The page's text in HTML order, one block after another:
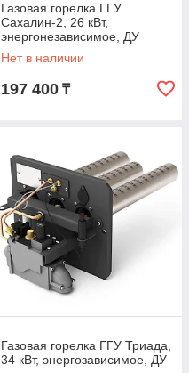
Газовая горелка ГГУ
Сахалин-2, 26 кВт,
энергонезависимое, ДУ
Нет в наличии
197 400 ₸
Газовая горелка ГГУ Триада,
34 кВт, энергозависимое, ДУ